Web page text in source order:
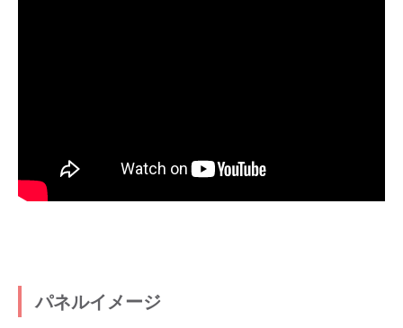
パネルイメージ